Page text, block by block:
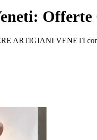
ARTIGIANI VENETI